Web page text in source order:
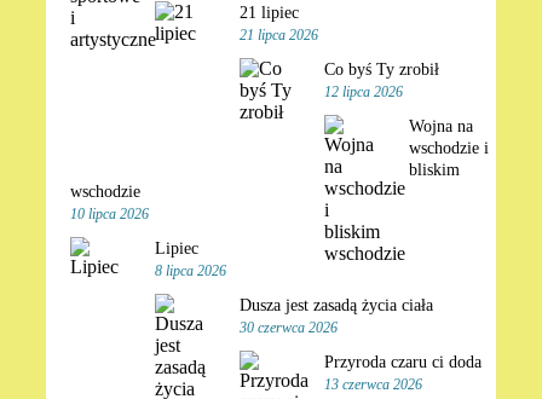
21 lipiec
21 lipca 2026
Co byś Ty zrobił
12 lipca 2026
Wojna na
wschodzie i
bliskim
wschodzie
10 lipca 2026
Lipiec
8 lipca 2026
Dusza jest zasadą życia ciała
30 czerwca 2026
Przyroda czaru ci doda
13 czerwca 2026